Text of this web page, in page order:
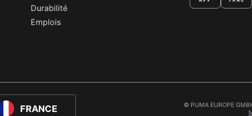
Durabilité
Emplois
FRANCE
© PUMA EUROPE